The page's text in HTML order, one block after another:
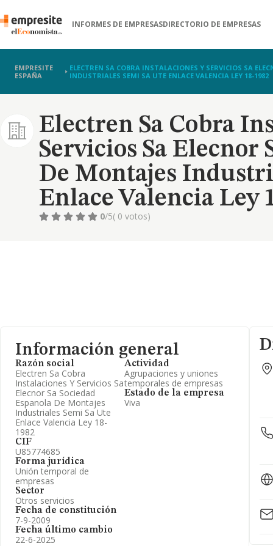
INFORMES DE EMPRESASDIRECTORIO DE EMPRESAS
EMPRESITE
ESPAÑA
ELECTREN SA COBRA INSTALACIONES Y SERVICIOS SA
INDUSTRIALES SEMI SA UTE ENLACE VALENCIA LEY 18-1982
Electren Sa Cobra
Servicios Sa Elecnor
De Montajes
Enlace Valencia Ley
0/5( 0 votos)
Información general
Razón social
Electren Sa Cobra
Instalaciones Y Servicios Sa
Elecnor Sa Sociedad
Espanola De Montajes
Industriales Semi Sa Ute
Enlace Valencia Ley 18-
1982
CIF
U85774685
Forma jurídica
Unión temporal de
empresas
Sector
Otros servicios
Fecha de constitución
7-9-2009
Fecha último cambio
22-6-2025
Actividad
Agrupaciones y uniones
temporales de empresas
Estado de la empresa
Viva